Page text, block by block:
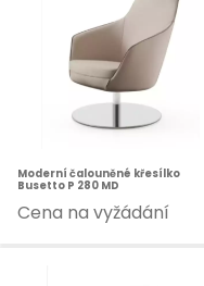
Moderní čalouněné křesílko
Busetto P 280 MD
Cena na vyžádání